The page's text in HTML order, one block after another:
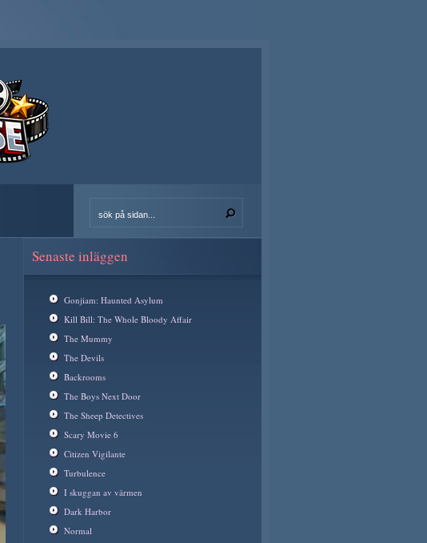
Senaste inläggen
Gonjiam: Haunted Asylum
Kill Bill: The Whole Bloody Affair
The Mummy
The Devils
Backrooms
The Boys Next Door
The Sheep Detectives
Scary Movie 6
Citizen Vigilante
Turbulence
I skuggan av värmen
Dark Harbor
Normal